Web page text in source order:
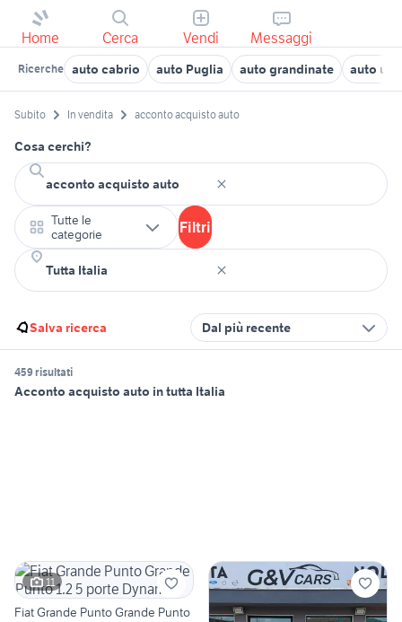
Home Cerca Vendi Messaggi
Ricerche auto cabrio auto Puglia auto grandinate auto
Subito In vendita acconto acquisto auto
Cosa cerchi?
Tutte le
categorie
Filtri
Salva ricerca Dal più recente
459 risultati
Acconto acquisto auto in tutta Italia
11
Fiat Grande Punto Grande Punto